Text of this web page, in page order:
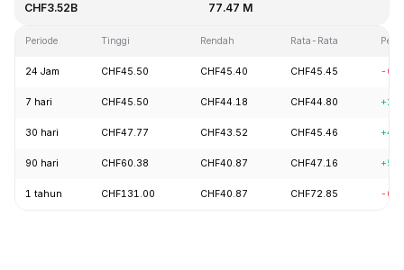
CHF3.52B 77.47 M
Periode Tinggi Rendah Rata-Rata
24 Jam CHF45.50 CHF45.40 CHF45.45 -
7 hari CHF45.50 CHF44.18 CHF44.80
30 hari CHF47.77 CHF43.52 CHF45.46
90 hari CHF60.38 CHF40.87 CHF47.16
1 tahun CHF131.00 CHF40.87 CHF72.85 -